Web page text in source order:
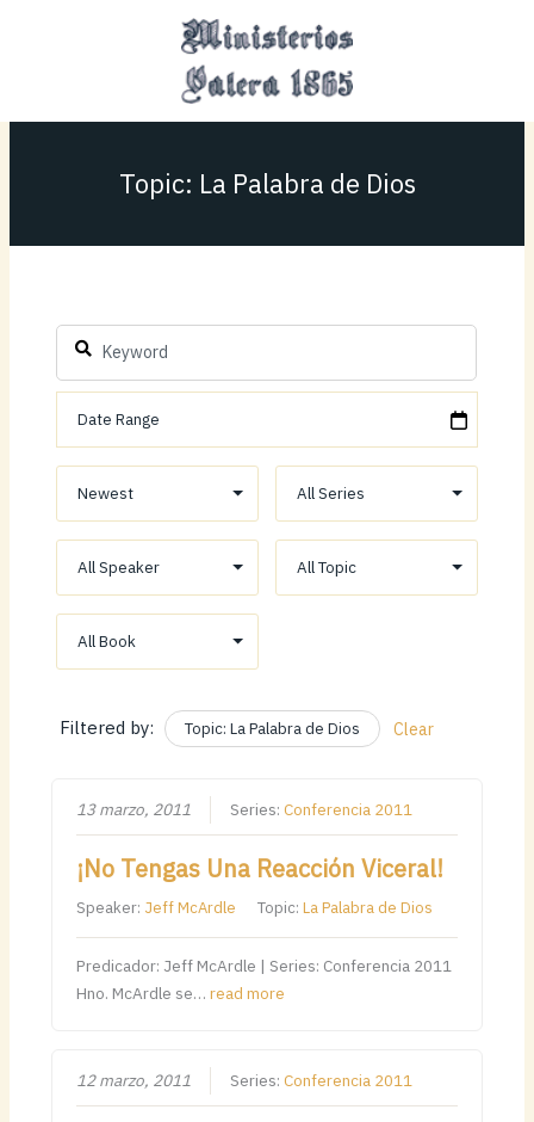
Topic: La Palabra de Dios
Filtered by: Topic: La Palabra de Dios Clear
13 marzo, 2011 Series:Conferencia 2011
¡No Tengas Una Reacción Viceral!
Speaker: Jeff McArdle Topic:La Palabra de Dios
Predicador: Jeff McArdle | Series: Conferencia 2011
Hno. McArdle se…read more
12 marzo, 2011 Series:Conferencia 2011